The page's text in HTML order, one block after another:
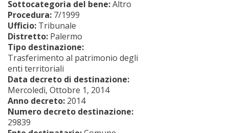
Sottocategoria del bene:Altro
Procedura: 7/1999
Ufficio: Tribunale
Distretto: Palermo
Tipo destinazione:
Trasferimento al patrimonio degli
enti territoriali
Data decreto di destinazione:
Mercoledì, Ottobre 1, 2014
Anno decreto: 2014
Numero decreto destinazione:
29839